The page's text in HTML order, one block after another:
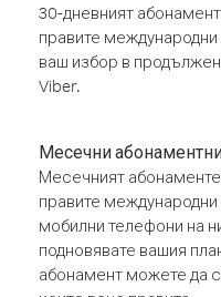
30-дневният
правите
ваш избор в
Viber.
Месечни
Месечният
правите
мобилни телефони на
подновявате вашия
абонамент можете да